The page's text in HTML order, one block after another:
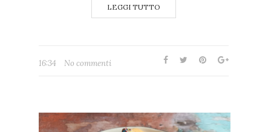
LEGGI TUTTO
16:34 No commenti